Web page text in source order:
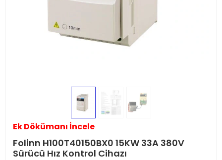
Ek Dökümanı İncele
Folinn H100T40150BX0 15KW 33A 380V
Sürücü Hız Kontrol Cihazı